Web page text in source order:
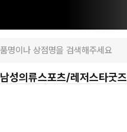
남성의류스포츠/레저스타굿즈